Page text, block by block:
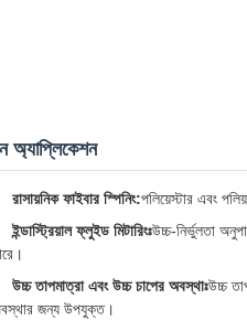
অ্যাপ্লিকেশন
রাসায়নিক ফাইবার স্পিনিং:পলিয়েস্টার এবং
ইন্ডাস্ট্রিয়াল ফ্লুইড মিটারিংঃউচ্চ-নির্ভুলতা
উচ্চ তাপমাত্রা এবং উচ্চ চাপের অবস্থাঃউচ্চ
জন্য উপযুক্ত।